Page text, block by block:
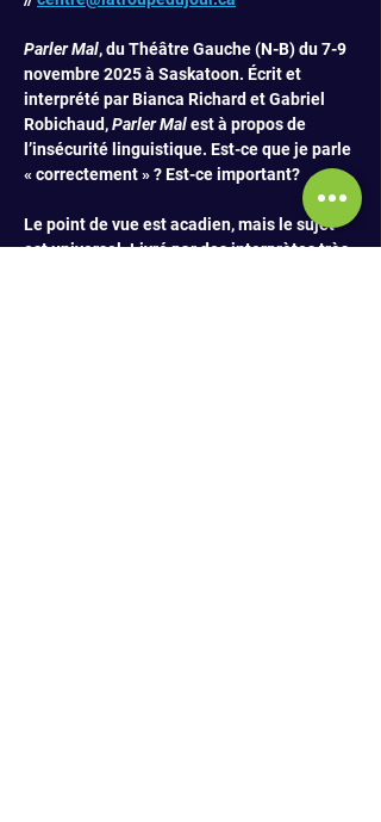
Parler Mal, du Théâtre Gauche (N-B) du 7-9
novembre 2025 à Saskatoon. Écrit et
interprété par Bianca Richard et Gabriel
Robichaud, Parler Mal est à propos de
l’insécurité linguistique. Est-ce que je parle
« correctement » ? Est-ce important?
Le point de vue est acadien, mais le sujet
est universel. Livré par des interprètes très